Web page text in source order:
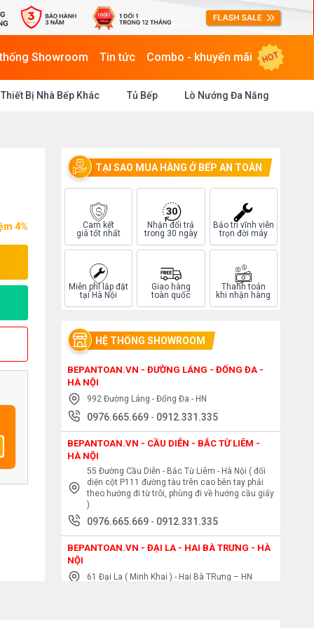
Showroom Tin tức Combo - khuyến mãi HOT
Thiết Bị Nhà Bếp Khác Tủ Bếp Lò Nướng Đa Năng
4%
TẠI SAO MUA HÀNG Ở BẾP AN TOÀN
Cam kết
giá tốt nhất
Nhận đổi trả
trong 30 ngày
Bảo trì vĩnh viễn
trọn đời máy
Miễn phí lắp đặt
tại Hà Nội
Giao hàng
toàn quốc
Thanh toán
khi nhận hàng
HỆ THỐNG SHOWROOM
BEPANTOAN.VN - ĐƯỜNG LÁNG - ĐỐNG ĐA -
HÀ NỘI
992 Đường Láng - Đống Đa - HN
0976.665.669 - 0912.331.335
BEPANTOAN.VN - CẦU DIỄN - BẮC TỪ LIÊM -
HÀ NỘI
55 Đường Cầu Diễn - Bắc Từ Liêm - Hà Nội ( đối
diện cột P111 đường tàu trên cao bên tay phải
theo hướng đi từ trôi, phùng đi về hướng cầu giấy
)
0976.665.669 - 0912.331.335
BEPANTOAN.VN - ĐẠI LA - HAI BÀ TRƯNG - HÀ
NỘI
61 Đại La ( Minh Khai ) - Hai Bà TRưng – HN